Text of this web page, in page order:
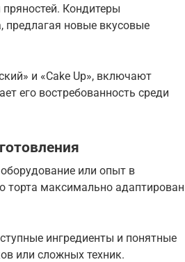
Кондитеры
новые вкусовые
и «Cake Up», включают
его востребованность среди
или опыт в
торта максимально адаптирован
ингредиенты и понятные
или сложных техник.